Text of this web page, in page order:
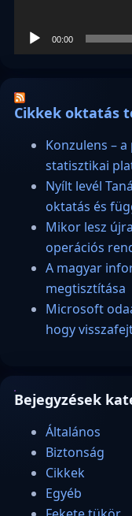
00:00
Cikkek oktatás
Konzulens –
statisztikai
Nyílt levél
oktatás és
Mikor lesz
operációs
A magyar
megtisztítása
Microsoft
hogy
Bejegyzések
Általános
Biztonság
Cikkek
Egyéb